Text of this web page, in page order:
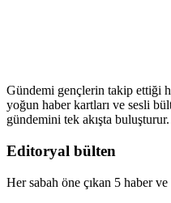
Gündemi gençlerin takip ettiği
yoğun haber kartları ve sesli
gündemini tek akışta buluşturur.
Editoryal bülten
Her sabah öne çıkan 5 haber